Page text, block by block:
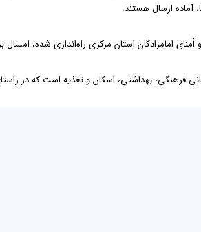
آماده ارسال هستند.
امامزادگان استان مرکزی راه‌اندازی شده،
فرهنگی، بهداشتی، اسکان و تغذیه است که در